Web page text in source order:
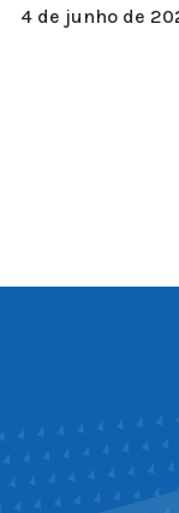
4 de junho de